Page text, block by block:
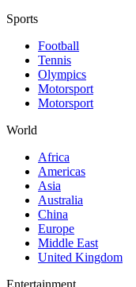
Sports
Football
Tennis
Olympics
Motorsport
Motorsport
World
Africa
Americas
Asia
Australia
China
Europe
Middle East
United Kingdom